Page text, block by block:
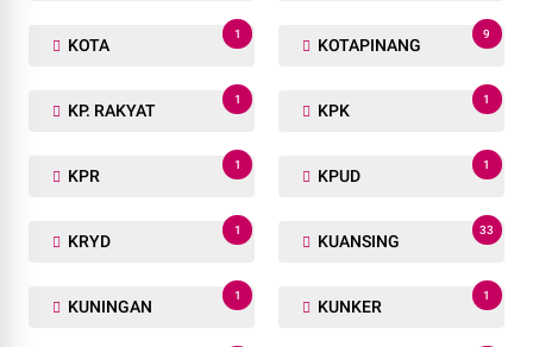
KOTA
1
KOTAPINANG
9
KP. RAKYAT
1
KPK
1
KPR
1
KPUD
1
KRYD
1
KUANSING
33
KUNINGAN
1
KUNKER
1